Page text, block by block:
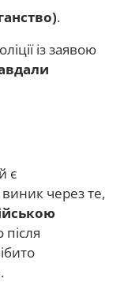
.
із заявою
є
через те,
.